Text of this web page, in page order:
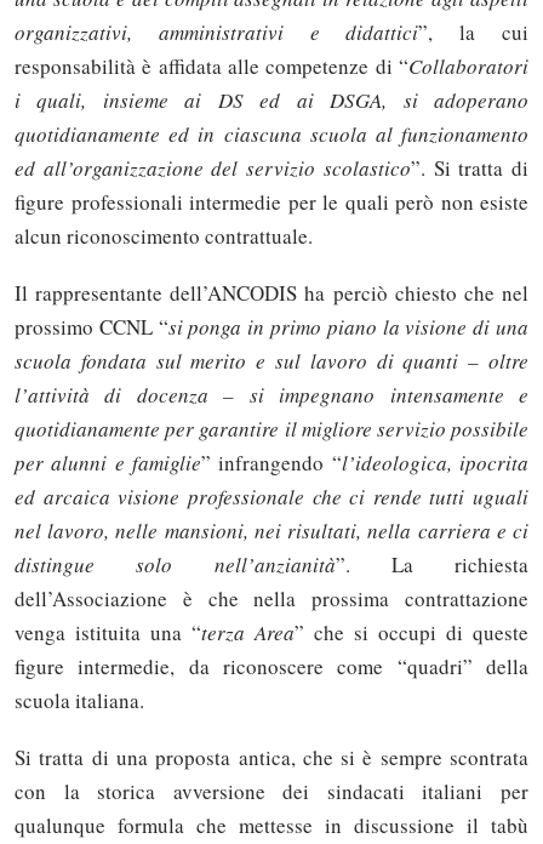
organizzativi, amministrativi e didattici”, la cui
responsabilità è affidata alle competenze di “Collaboratori
i quali, insieme ai DS ed ai DSGA, si adoperano
quotidianamente ed in ciascuna scuola al funzionamento
ed all’organizzazione del servizio scolastico”. Si tratta di
figure professionali intermedie per le quali però non esiste
alcun riconoscimento contrattuale.
Il rappresentante dell’ANCODIS ha perciò chiesto che nel
prossimo CCNL “si ponga in primo piano la visione di una
scuola fondata sul merito e sul lavoro di quanti – oltre
l’attività di docenza – si impegnano intensamente e
quotidianamente per garantire il migliore servizio possibile
per alunni e famiglie” infrangendo “l’ideologica, ipocrita
ed arcaica visione professionale che ci rende tutti uguali
nel lavoro, nelle mansioni, nei risultati, nella carriera e ci
distingue solo nell’anzianità”. La richiesta
dell’Associazione è che nella prossima contrattazione
venga istituita una “terza Area” che si occupi di queste
figure intermedie, da riconoscere come “quadri” della
scuola italiana.
Si tratta di una proposta antica, che si è sempre scontrata
con la storica avversione dei sindacati italiani per
qualunque formula che mettesse in discussione il tabù